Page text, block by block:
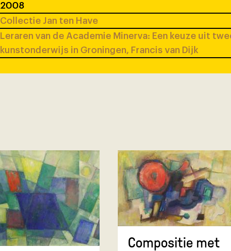
2008
Collectie Jan ten Have
Leraren van de Academie Minerva: Een keuze uit
kunstonderwijs in Groningen, Francis van Dijk
Compositie met